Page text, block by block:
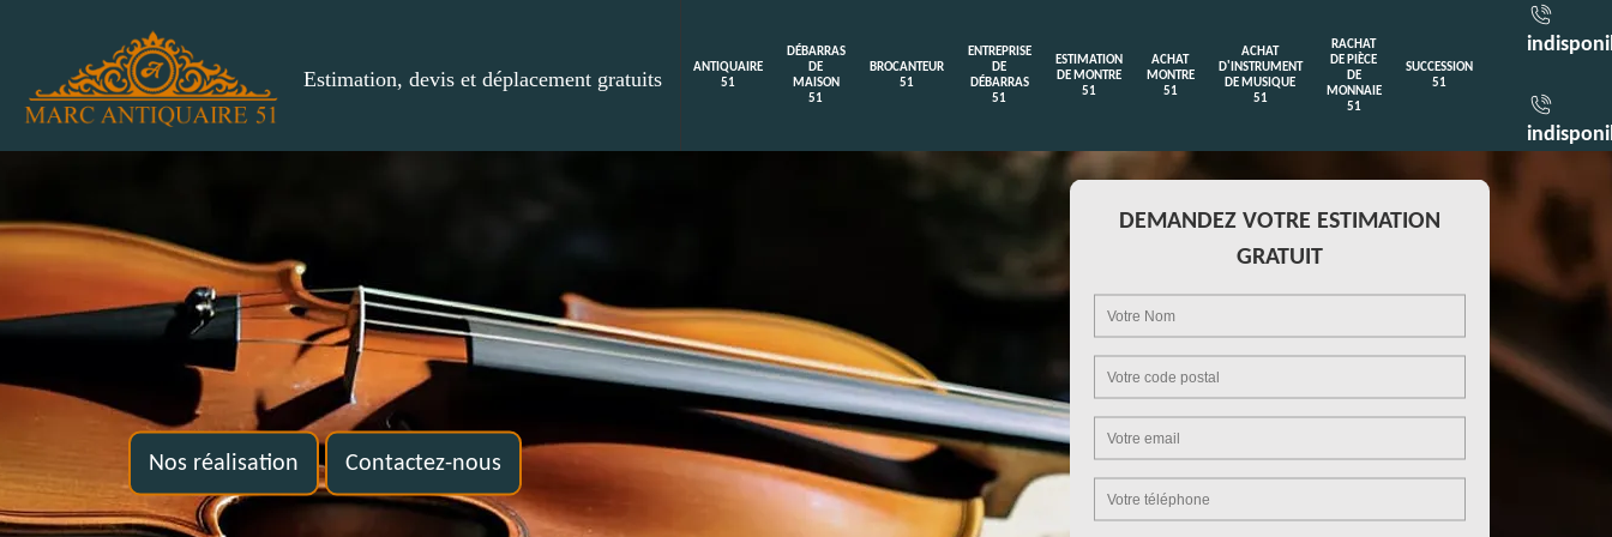
Estimation, devis et déplacement gratuits
ANTIQUAIRE
51
DÉBARRAS
DE
MAISON
51
BROCANTEUR
51
ENTREPRISE
DE
DÉBARRAS
51
ESTIMATION
DE MONTRE
51
ACHAT
MONTRE
51
ACHAT
D'INSTRUMENT
DE MUSIQUE
51
RACHAT
DE PIÈCE
DE
MONNAIE
51
SUCCESSION
51
Nos réalisation Contactez-nous
DEMANDEZ VOTRE ESTIMATION
GRATUIT